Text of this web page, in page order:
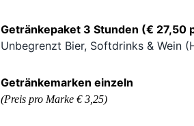
Getränkepaket 3 Stunden (€ 27,50
Unbegrenzt Bier, Softdrinks & Wein
Getränkemarken einzeln
(Preis pro Marke € 3,25)